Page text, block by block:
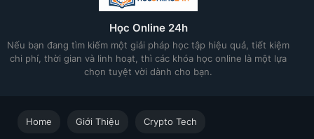
Học Online 24h
Nếu bạn đang tìm kiếm một giải pháp học tập hiệu quả, tiết kiệm
chi phí, thời gian và linh hoạt, thì các khóa học online là một lựa
chọn tuyệt vời dành cho bạn.
Home Giới Thiệu Crypto Tech